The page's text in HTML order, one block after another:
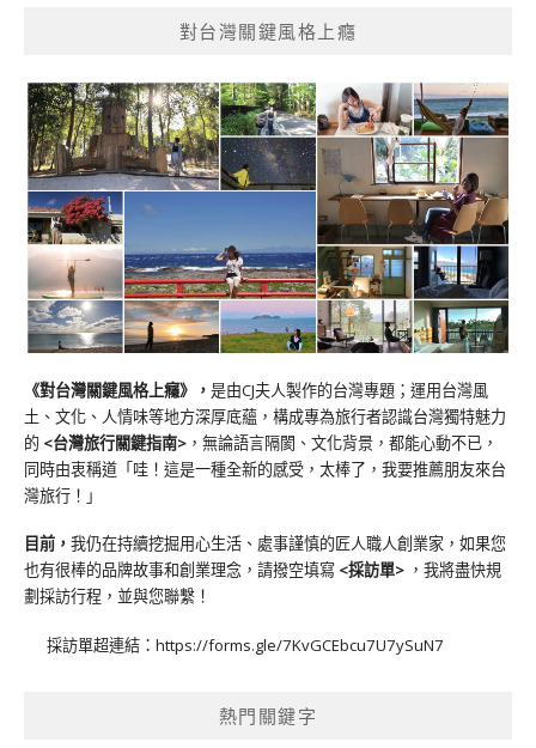
對台灣關鍵風格上癮
《對台灣關鍵風格上癮》 ， 是由CJ夫人製作的台灣專題；運用台灣風
土、文化、人情味等地方深厚底蘊，構成專為旅行者認識台灣獨特魅力
的 <台灣旅行關鍵指南> ，無論語言隔閡、文化背景，都能心動不已，
同時由衷稱道「哇！這是一種全新的感受，太棒了，我要推薦朋友來台
灣旅行！」
目前， 我仍在持續挖掘用心生活、處事謹慎的匠人職人創業家，如果您
也有很棒的品牌故事和創業理念，請撥空填寫 <採訪單> ，我將盡快規
劃採訪行程，並與您聯繫！
採訪單超連結： https://forms.gle/7KvGCEbcu7U7ySuN7
熱門關鍵字